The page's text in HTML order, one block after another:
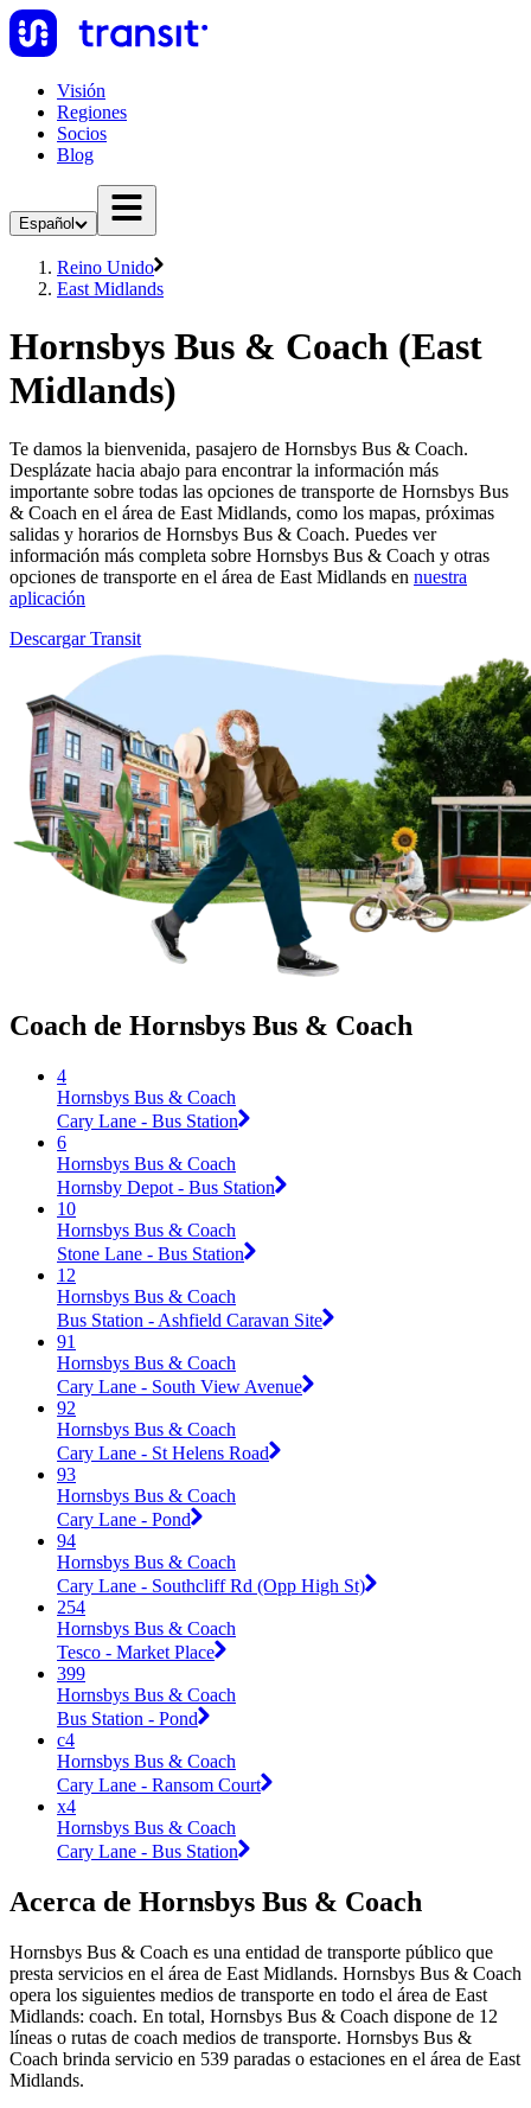
Visión
Regiones
Socios
Blog
Español
Reino Unido
East Midlands
Hornsbys Bus & Coach (East
Midlands)
Te damos la bienvenida, pasajero de Hornsbys Bus & Coach.
Desplázate hacia abajo para encontrar la información más
importante sobre todas las opciones de transporte de Hornsbys Bus
& Coach en el área de East Midlands, como los mapas, próximas
salidas y horarios de Hornsbys Bus & Coach. Puedes ver
información más completa sobre Hornsbys Bus & Coach y otras
opciones de transporte en el área de East Midlands en nuestra
aplicación
Descargar Transit
Coach de Hornsbys Bus & Coach
4
Hornsbys Bus & Coach
Cary Lane - Bus Station
6
Hornsbys Bus & Coach
Hornsby Depot - Bus Station
10
Hornsbys Bus & Coach
Stone Lane - Bus Station
12
Hornsbys Bus & Coach
Bus Station - Ashfield Caravan Site
91
Hornsbys Bus & Coach
Cary Lane - South View Avenue
92
Hornsbys Bus & Coach
Cary Lane - St Helens Road
93
Hornsbys Bus & Coach
Cary Lane - Pond
94
Hornsbys Bus & Coach
Cary Lane - Southcliff Rd (Opp High St)
254
Hornsbys Bus & Coach
Tesco - Market Place
399
Hornsbys Bus & Coach
Bus Station - Pond
c4
Hornsbys Bus & Coach
Cary Lane - Ransom Court
x4
Hornsbys Bus & Coach
Cary Lane - Bus Station
Acerca de Hornsbys Bus & Coach
Hornsbys Bus & Coach es una entidad de transporte público que
presta servicios en el área de East Midlands. Hornsbys Bus & Coach
opera los siguientes medios de transporte en todo el área de East
Midlands: coach. En total, Hornsbys Bus & Coach dispone de 12
líneas o rutas de coach medios de transporte. Hornsbys Bus &
Coach brinda servicio en 539 paradas o estaciones en el área de East
Midlands.